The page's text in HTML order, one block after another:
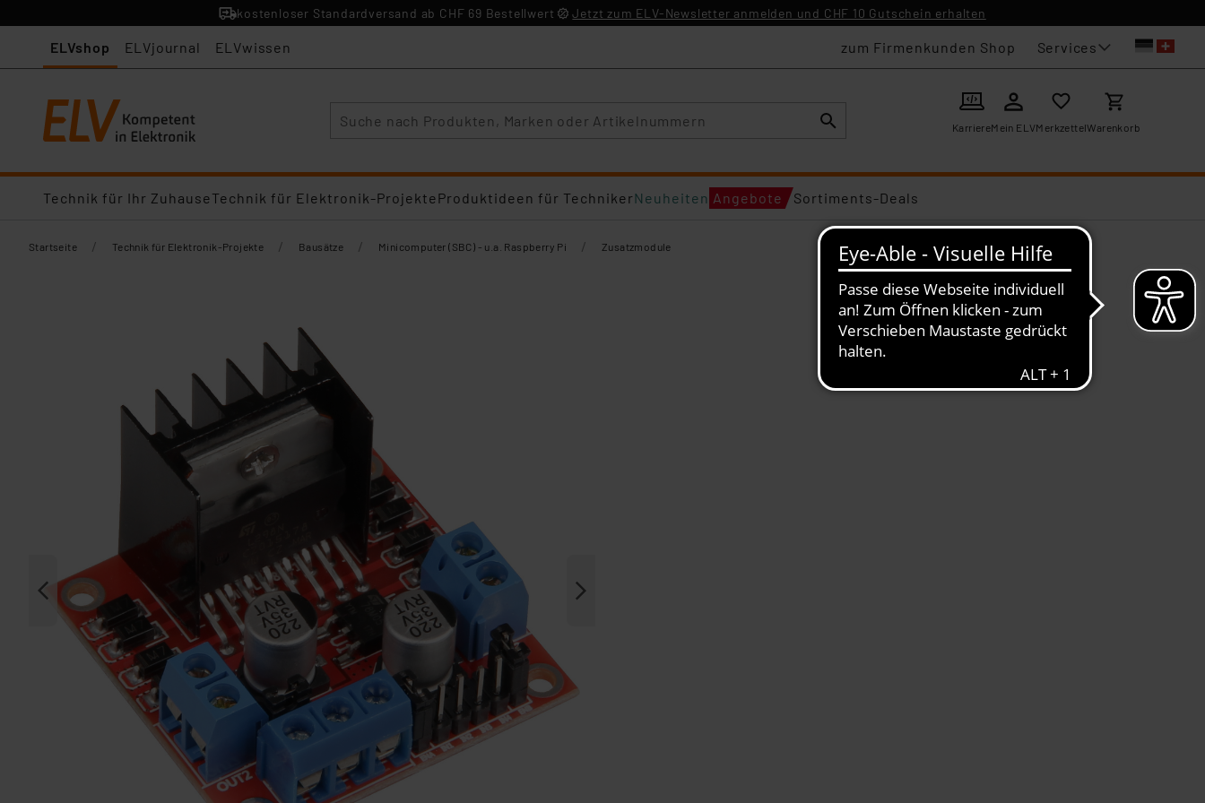
kostenloser Standardversand ab CHF 69 Bestellwert Jetzt zum ELV-Newsletter anmelden und CHF 10 Gutschein erhalten
ELVshop ELVjournal ELVwissen zum Firmenkunden Shop Services
KarriereMein ELVMerkzettelWarenkorb
Technik für Ihr ZuhauseTechnik für Elektronik-ProjekteProduktideen für TechnikerNeuheiten Angebote Sortiments-Deals
Startseite / Technik für Elektronik-Projekte / Bausätze / Minicomputer (SBC) - u.a. Raspberry Pi / Zusatzmodule